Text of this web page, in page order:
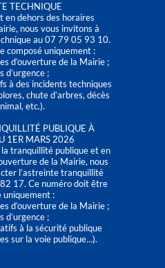
TECHNIQUE
en dehors des horaires
nous vous invitons à
au 07 79 05 93 10.
composé uniquement :
d’ouverture de la Mairie ;
d’urgence ;
à des incidents techniques
chute d’arbres, décès
etc.).
PUBLIQUE À
1ER MARS 2026
la tranquillité publique et en
de la Mairie, nous
l’astreinte tranquillité
17. Ce numéro doit être
uniquement :
d’ouverture de la Mairie ;
d’urgence ;
à la sécurité publique
sur la voie publique…).